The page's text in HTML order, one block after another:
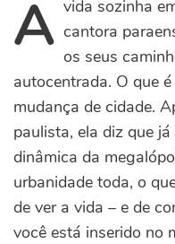
Avida sozinha
cantora
os seus
autocentrada. O que
mudança de cidade.
paulista, ela diz que
dinâmica da
urbanidade toda, o
de ver a vida – e de
você está inserido no